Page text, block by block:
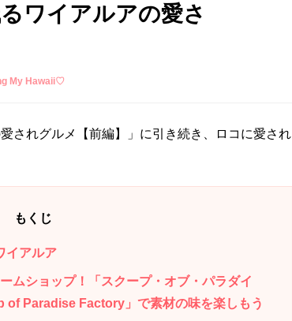
ワイアルアの愛さ
My Hawaii♡
されグルメ【前編】」に引き続き、ロコに愛され
もくじ
イアルア
ムショップ！「スクープ・オブ・パラダイ
of Paradise Factory」で素材の味を楽しもう